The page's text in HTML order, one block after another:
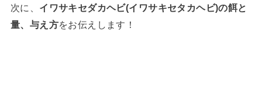
次に、 イワサキセダカヘビ(イワサキセタカヘビ)の餌と
量、与え方をお伝えします！